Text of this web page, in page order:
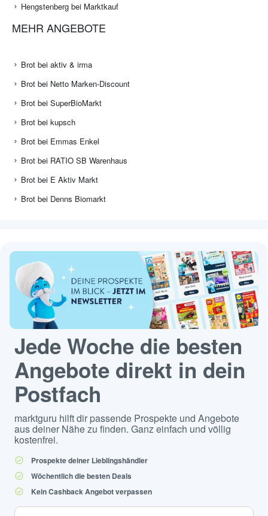
Hengstenberg bei Marktkauf
MEHR ANGEBOTE
Brot bei aktiv & irma
Brot bei Netto Marken-Discount
Brot bei SuperBioMarkt
Brot bei kupsch
Brot bei Emmas Enkel
Brot bei RATIO SB Warenhaus
Brot bei E Aktiv Markt
Brot bei Denns Biomarkt
Jede Woche die besten
Angebote direkt in dein
Postfach
marktguru hilft dir passende Prospekte und Angebote
aus deiner Nähe zu finden. Ganz einfach und völlig
kostenfrei.
Prospekte deiner Lieblingshändler
Wöchentlich die besten Deals
Kein Cashback Angebot verpassen